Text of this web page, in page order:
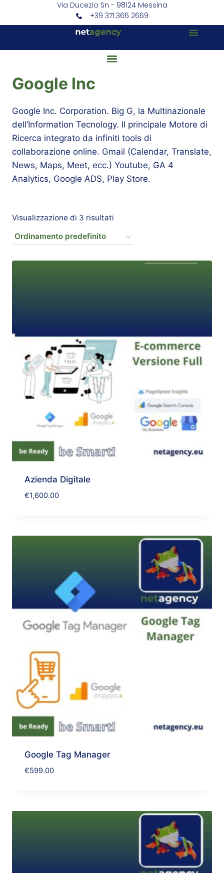
Via Ducezio Sn - 98124 Messina
+39 371.366 2669
Google Inc
Google Inc. Corporation. Big G, la Multinazionale
dell’Information Tecnology. Il principale Motore di
Ricerca integrato da infiniti tools di
collaborazione online. Gmail (Calendar, Translate,
News, Maps, Meet, ecc.) Youtube, GA 4
Analytics, Google ADS, Play Store.
Visualizzazione di 3 risultati
Azienda Digitale
€1,600.00
Google Tag Manager
€599.00